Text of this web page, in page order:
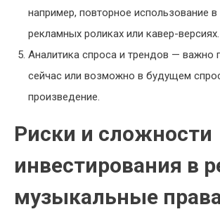
например, повторное использование
рекламных роликах или кавер-версиях.
Аналитика спроса и трендов — важно
сейчас или возможно в будущем
произведение.
Риски и сложности
инвестирования в
музыкальные